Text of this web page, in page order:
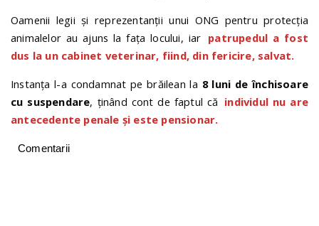
Oamenii legii și reprezentanții unui ONG pentru protecția
animalelor au ajuns la fața locului, iar patrupedul a fost
dus la un cabinet veterinar, fiind, din fericire, salvat.
Instanța l-a condamnat pe brăilean la 8 luni de închisoare
cu suspendare, ținând cont de faptul că individul nu are
antecedente penale și este pensionar.
Comentarii